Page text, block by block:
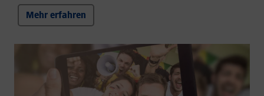
Mehr erfahren